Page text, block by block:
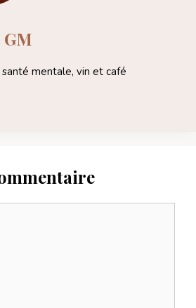
santé mentale, vin et café